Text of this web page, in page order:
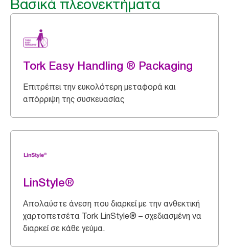
Βασικά πλεονεκτήματα
Tork Easy Handling ® Packaging
Επιτρέπει την ευκολότερη μεταφορά και
απόρριψη της συσκευασίας
LinStyle®
Απολαύστε άνεση που διαρκεί με την ανθεκτική
χαρτοπετσέτα Tork LinStyle® – σχεδιασμένη να
διαρκεί σε κάθε γεύμα.